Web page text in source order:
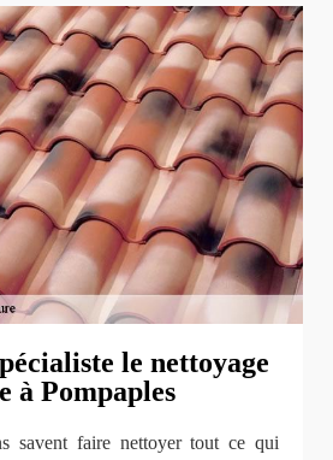
le nettoyage
à Pompaples
savent faire nettoyer tout ce qui